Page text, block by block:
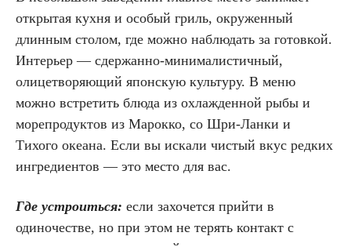
открытая кухня и особый гриль, окруженный
длинным столом, где можно наблюдать за готовкой.
Интерьер — сдержанно-минималистичный,
олицетворяющий японскую культуру. В меню
можно встретить блюда из охлажденной рыбы и
морепродуктов из Марокко, со Шри-Ланки и
Тихого океана. Если вы искали чистый вкус редких
ингредиентов — это место для вас.
Где устроиться: если захочется прийти в
одиночестве, но при этом не терять контакт с